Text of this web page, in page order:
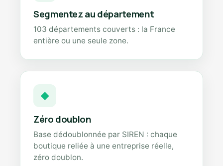
Segmentez au département
103 départements couverts : la France
entière ou une seule zone.
◆
Zéro doublon
Base dédoublonnée par SIREN : chaque
boutique reliée à une entreprise réelle,
zéro doublon.